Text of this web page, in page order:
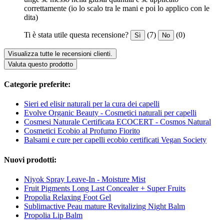
correttamente (io lo scalo tra le mani e poi lo applico con le
dita)
Ti è stata utile questa recensione? Sì (7) No (0)
Visualizza tutte le recensioni clienti.
Valuta questo prodotto
Categorie preferite:
Sieri ed elisir naturali per la cura dei capelli
Evolve Organic Beauty - Cosmetici naturali per capelli
Cosmesi Naturale Certificata ECOCERT - Cosmos Natural
Cosmetici Ecobio al Profumo Fiorito
Balsami e cure per capelli ecobio certificati Vegan Society
Nuovi prodotti:
Niyok Spray Leave-In - Moisture Mist
Fruit Pigments Long Last Concealer + Super Fruits
Propolia Relaxing Foot Gel
Sublimactive Peau mature Revitalizing Night Balm
Propolia Lip Balm